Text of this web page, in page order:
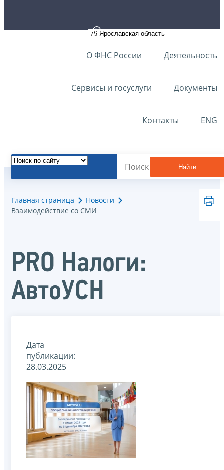
О ФНС России Деятельность
Сервисы и госуслуги Документы
Контакты ENG
Найти
Главная страница
Новости
Взаимодействие со СМИ
PRO Налоги:
АвтоУСН
Дата
публикации:
28.03.2025